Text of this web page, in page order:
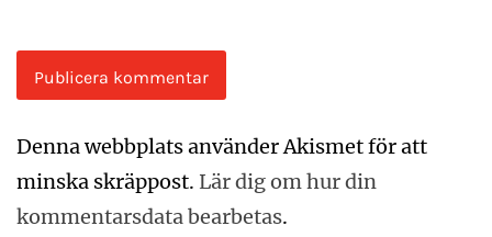
Denna webbplats använder Akismet för att
minska skräppost. Lär dig om hur din
kommentarsdata bearbetas.